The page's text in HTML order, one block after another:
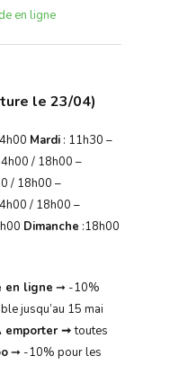
en ligne
le 23/04)
Mardi : 11h30 –
/ 18h00 –
/ 18h00 –
/ 18h00 –
Dimanche :18h00
en ligne ➞ -10%
jusqu’au 15 mai
emporter ➞toutes
➞ -10% pour les